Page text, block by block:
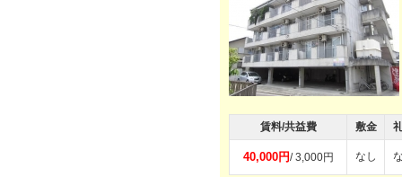
賃料/共益費 敷金
40,000円/ 3,000円 なし